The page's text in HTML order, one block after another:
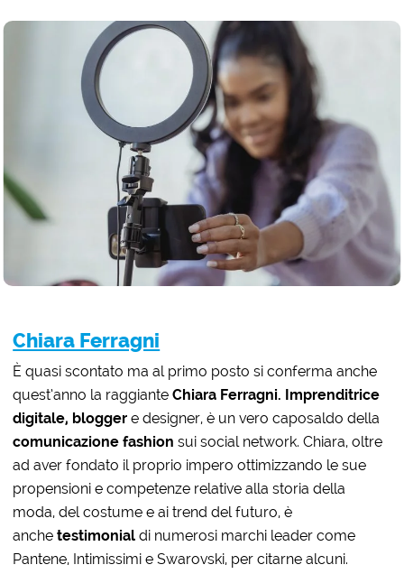
Chiara Ferragni
È quasi scontato ma al primo posto si conferma anche
quest’anno la raggianteChiara Ferragni. Imprenditrice
digitale, blogger e designer, è un vero caposaldo della
comunicazione fashionsui social network. Chiara, oltre
ad aver fondato il proprio impero ottimizzando le sue
propensioni e competenze relative alla storia della
moda, del costume e ai trend del futuro, è
anchetestimonialdi numerosi marchi leader come
Pantene, Intimissimi e Swarovski, per citarne alcuni.